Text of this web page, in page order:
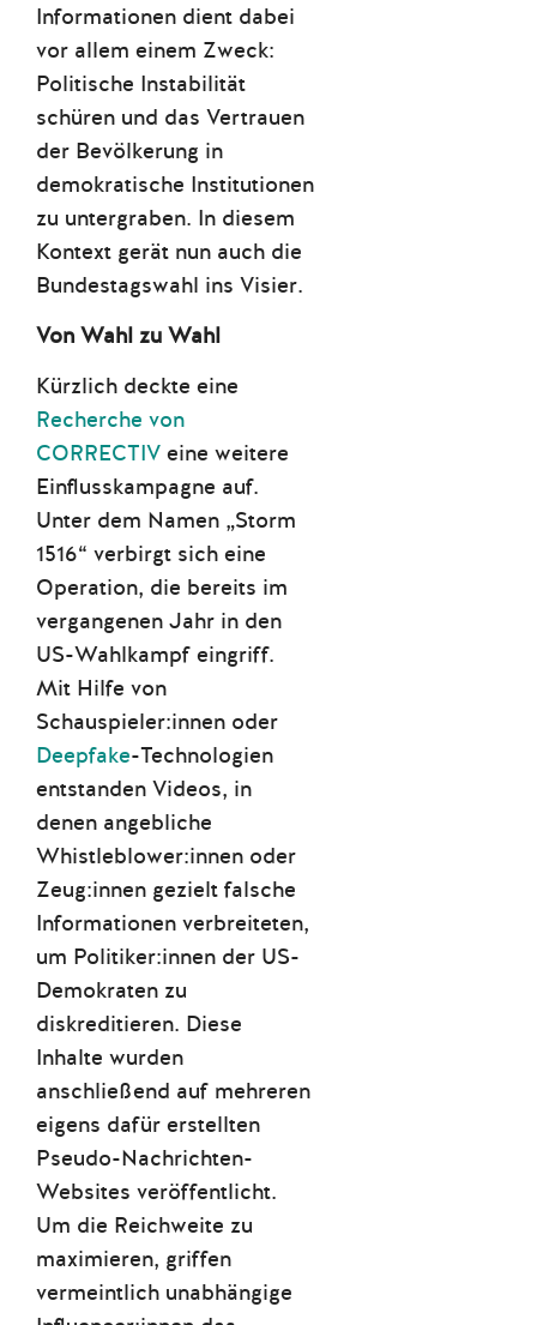
Informationen dient dabei
vor allem einem Zweck:
Politische Instabilität
schüren und das Vertrauen
der Bevölkerung in
demokratische Institutionen
zu untergraben. In diesem
Kontext gerät nun auch die
Bundestagswahl ins Visier.
Von Wahl zu Wahl
Kürzlich deckte eine
Recherche von
CORRECTIV eine weitere
Einflusskampagne auf.
Unter dem Namen „Storm
1516“ verbirgt sich eine
Operation, die bereits im
vergangenen Jahr in den
US-Wahlkampf eingriff.
Mit Hilfe von
Schauspieler:innen oder
Deepfake-Technologien
entstanden Videos, in
denen angebliche
Whistleblower:innen oder
Zeug:innen gezielt falsche
Informationen verbreiteten,
um Politiker:innen der US-
Demokraten zu
diskreditieren. Diese
Inhalte wurden
anschließend auf mehreren
eigens dafür erstellten
Pseudo-Nachrichten-
Websites veröffentlicht.
Um die Reichweite zu
maximieren, griffen
vermeintlich unabhängige